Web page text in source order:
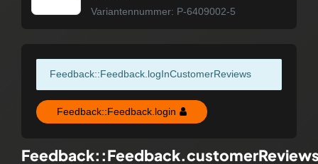
Variantennummer: P-6409002-5
Feedback::Feedback.logInCustomerReviews
Feedback::Feedback.login